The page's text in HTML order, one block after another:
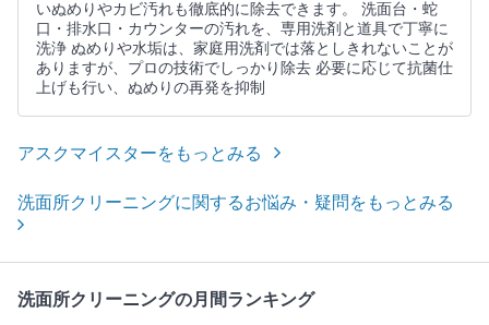
いぬめりやカビ汚れも徹底的に除去できます。 洗面台・蛇
口・排水口・カウンターの汚れを、専用洗剤と道具で丁寧に
洗浄 ぬめりや水垢は、家庭用洗剤では落としきれないことが
ありますが、プロの技術でしっかり除去 必要に応じて抗菌仕
上げも行い、ぬめりの再発を抑制
アスクマイスターをもっとみる
洗面所クリーニングに関するお悩み・疑問をもっとみる
洗面所クリーニングの月間ランキング